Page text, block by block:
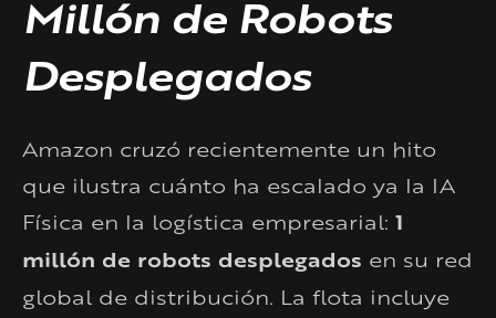
Millón de Robots
Desplegados
Amazon cruzó recientemente un hito
que ilustra cuánto ha escalado ya la IA
Física en la logística empresarial: 1
millón de robots desplegados en su red
global de distribución. La flota incluye